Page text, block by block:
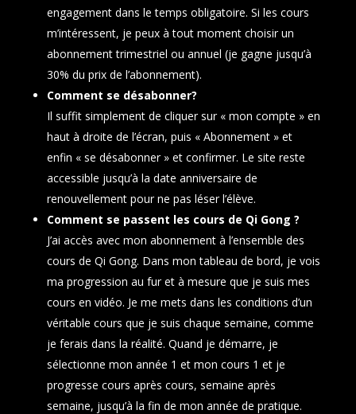
engagement dans le temps obligatoire. Si les cours
m’intéressent, je peux à tout moment choisir un
abonnement trimestriel ou annuel (je gagne jusqu’à
30% du prix de l’abonnement).
Comment se désabonner?
Il suffit simplement de cliquer sur « mon compte » en
haut à droite de l’écran, puis « Abonnement » et
enfin « se désabonner » et confirmer. Le site reste
accessible jusqu’à la date anniversaire de
renouvellement pour ne pas léser l’élève.
Comment se passent les cours de Qi Gong ?
J’ai accès avec mon abonnement à l’ensemble des
cours de Qi Gong. Dans mon tableau de bord, je vois
ma progression au fur et à mesure que je suis mes
cours en vidéo. Je me mets dans les conditions d’un
véritable cours que je suis chaque semaine, comme
je ferais dans la réalité. Quand je démarre, je
sélectionne mon année 1 et mon cours 1 et je
progresse cours après cours, semaine après
semaine, jusqu’à la fin de mon année de pratique.